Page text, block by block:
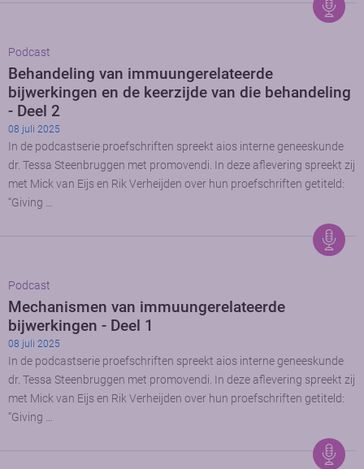
Podcast
Behandeling van immuungerelateerde
bijwerkingen en de keerzijde van die behandeling
- Deel 2
08 juli 2025
In de podcastserie proefschriften spreekt aios interne geneeskunde
dr. Tessa Steenbruggen met promovendi. In deze aflevering spreekt zij
met Mick van Eijs en Rik Verheijden over hun proefschriften getiteld:
“Giving …
Podcast
Mechanismen van immuungerelateerde
bijwerkingen - Deel 1
08 juli 2025
In de podcastserie proefschriften spreekt aios interne geneeskunde
dr. Tessa Steenbruggen met promovendi. In deze aflevering spreekt zij
met Mick van Eijs en Rik Verheijden over hun proefschriften getiteld:
“Giving …